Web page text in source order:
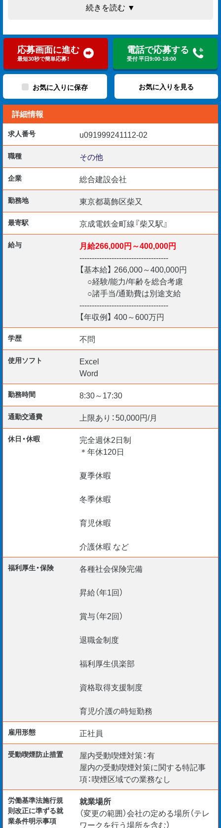
選定.見積.比較.登録.管理等の一連業務。
単価表等を作成し見える化も図ります。
原価を左右しかねない重要な業務です。
競合での同業務経験者は条件面で優遇。
＊購買の実務経験3年以上
＊普通自動車免許（AT限定可）
同社は2社合併により新体制を整備中！
チャンスしかない同社へ是非ご応募を。
続きを読む ▼
応募画面に進む
最短30秒で簡単応募！
電話で応募する
受付 平日9:00-18:00
お気に入りに保存 お気に入りを見る
詳細情報
求人番号 u091999241112-02
職種 その他
企業 総合建設会社
勤務地 東京都葛飾区柴又
最寄駅 京成電鉄金町線『柴又駅』
給与
月給266,000円～400,000円
------------------------------------
【基本給】 266,000～400,000円
○経験/能力/年齢を総合考慮
○諸手当/通勤費は別途支給
------------------------------------
【年収例】 400～600万円
学歴 不問
使用ソフト
Excel
Word
勤務時間 8:30～17:30
通勤交通費 上限あり：50,000円/月
休日・休暇
完全週休2日制
＊年休120日
夏季休暇
冬季休暇
育児休暇
介護休暇 など
福利厚生・保険
各種社会保険完備
昇給（年1回）
賞与（年2回）
退職金制度
福利厚生倶楽部
資格取得支援制度
育児/介護の時短勤務
雇用形態 正社員
受動喫煙防⽌措置
屋内受動喫煙対策：有
屋内の受動喫煙対策に関する特記事
項：喫煙区域での業務なし
労働基準法施行規
則改正に準ずる就
業条件明示事項
就業場所
（変更の範囲）会社の定める場所（テレ
ワークを行う場所を含む）